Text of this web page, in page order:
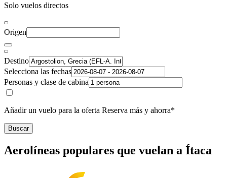
Solo vuelos directos
Origen
Destino
Selecciona las fechas
Personas y clase de cabina
Añadir un vuelo para la oferta Reserva más y ahorra*
Buscar
Aerolíneas populares que vuelan a Ítaca